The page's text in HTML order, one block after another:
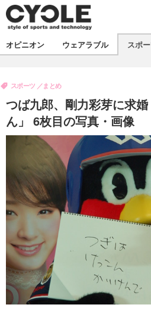
製品/用品
飲食
コラム
ボイス
デバイス
ビジネス
海外
スポーツ
短信
選手
動画
イベント
試乗会
ツアー
芸能
話題
デザイン
ライフ
社会
ハウツー
オピニオン ウェアラブル スポ
つば九郎、剛力彩芽に求
ん」 6枚目の写真・画像
スポーツ まとめ